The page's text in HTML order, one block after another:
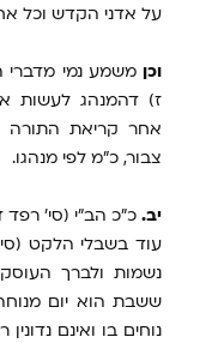
על אדני הקדש וכל
וכן משמע נמי מדברי
ז) דהמנהג לעשות
אחר קריאת התורה
צבור, כ"מ לפי מנהגו.
יב. כ"כ הב"י (סי'
עוד בשבלי הלקט
נשמות ולברך
ששבת הוא יום
נוחים בו ואינם